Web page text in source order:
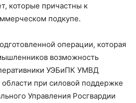
которые причастны к
подкупе.
операции, которая
возможность
УЭБиПК УМВД
области при силовой поддержке
Управления Росгвардии